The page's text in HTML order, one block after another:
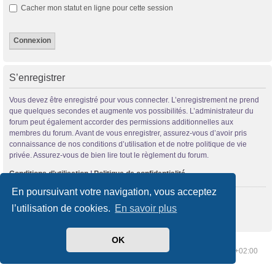
En poursuivant votre navigation, vous acceptez
l’utilisation de cookies. En savoir plus
OK
Cacher mon statut en ligne pour cette session
S’enregistrer
Vous devez être enregistré pour vous connecter. L’enregistrement ne prend
que quelques secondes et augmente vos possibilités. L’administrateur du
forum peut également accorder des permissions additionnelles aux
membres du forum. Avant de vous enregistrer, assurez-vous d’avoir pris
connaissance de nos conditions d’utilisation et de notre politique de vie
privée. Assurez-vous de bien lire tout le règlement du forum.
Conditions d’utilisation|Politique de confidentialité
S’enregistrer
Supprimer les cookies Heures au format UTC+02:00